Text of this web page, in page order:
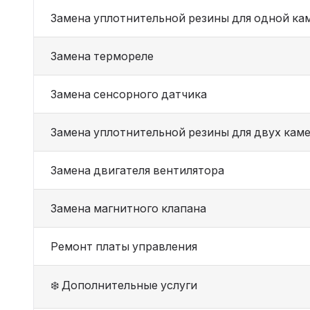
Замена уплотнительной резины для одной
Замена термореле
Замена сенсорного датчика
Замена уплотнительной резины для двух
Замена двигателя вентилятора
Замена магнитного клапана
Ремонт платы управления
❄️ Дополнительные услуги